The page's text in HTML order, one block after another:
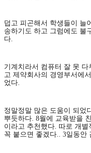
덥고 피곤해서 학생들이 늘
송하기도 하고 그럼에도 불
다.
기계치라서 컴퓨터 잘 못 다
고 제약회사의 경영부서에
었다.
정말정말 많은 도움이 되었
뿌듯하다. 8월에 교육받을
이라고 추천했다. 따로 개별
꼭 붙으면 좋겠다.. 3일동안